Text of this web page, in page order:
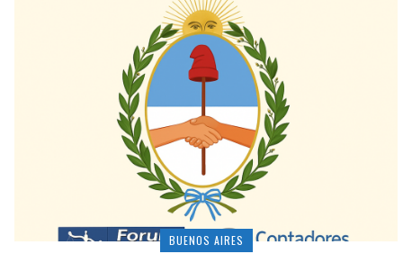
BUENOS AIRES